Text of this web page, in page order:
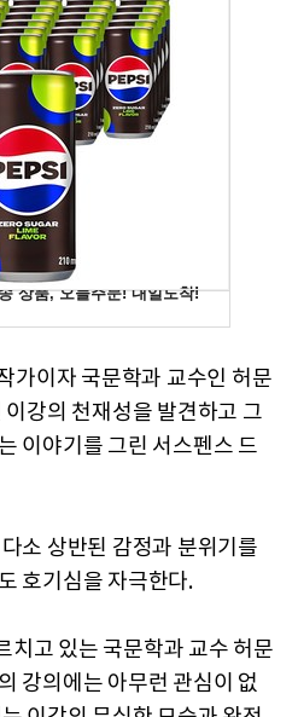
가이자 국문학과 교수인 허문
강의 천재성을 발견하고 그
이야기를 그린 서스펜스 드
소 상반된 감정과 분위기를
호기심을 자극한다.
치고 있는 국문학과 교수 허문
강의에는 아무런 관심이 없